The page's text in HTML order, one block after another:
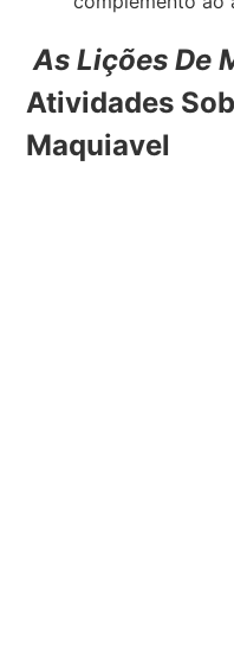
As Lições De
Atividades
Maquiavel